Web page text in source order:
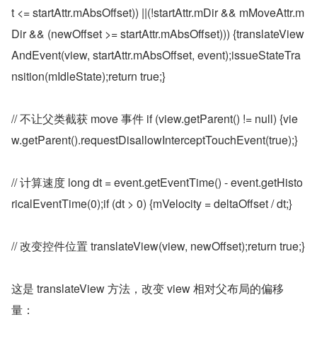
t <= startAttr.mAbsOffset)) ||(!startAttr.mDir && mMoveAttr.m
Dir && (newOffset >= startAttr.mAbsOffset))) {translateView
AndEvent(view, startAttr.mAbsOffset, event);issueStateTra
nsition(mIdleState);return true;}
// 不让父类截获 move 事件 if (view.getParent() != null) {vie
w.getParent().requestDisallowInterceptTouchEvent(true);}
// 计算速度 long dt = event.getEventTime() - event.getHisto
ricalEventTime(0);if (dt > 0) {mVelocity = deltaOffset / dt;}
// 改变控件位置 translateView(view, newOffset);return true;}
这是 translateView 方法，改变 view 相对父布局的偏移
量：